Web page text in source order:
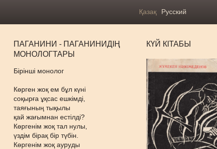
Қазақ Русский
ПАГАНИНИ - ПАГАНИНИДІҢ
МОНОЛОГТАРЫ
Бірінші монолог
Көрген жоқ ем бұл күні
соқырға ұқсас ешкімді,
таяғының тықылы
қай жағымнан естілді?
Көргенім жоқ тал нулы,
үздім бірақ бір түбін.
Көргенім жоқ ауруды
КҮЙ КІТАБЫ